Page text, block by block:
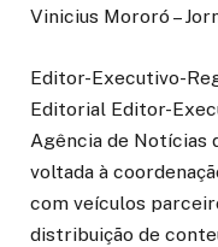
Vinicius Mororó –
Editor-Executivo-
Editorial Editor-
Agência de Notícias
voltada à
com veículos
distribuição de